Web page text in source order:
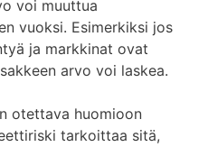
voi muuttua
vuoksi. Esimerkiksi jos
ja markkinat ovat
arvo voi laskea.
otettava huomioon
tarkoittaa sitä,